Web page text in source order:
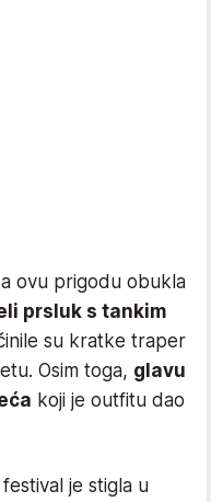
ovu prigodu obukla
prsluk s tankim
su kratke traper
Osim toga, glavu
koji je outfitu dao
je stigla u